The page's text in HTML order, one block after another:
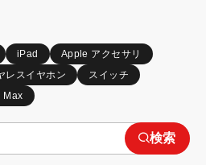
iPad
Apple アクセサリ
レスイヤホン
スイッチ
Max
検索